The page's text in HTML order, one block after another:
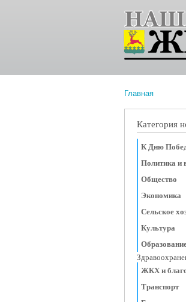
Главная
Категория
К Дню
Политика и
Общество
Экономика
Сельское
Культура
ЖКХ и
Транспорт